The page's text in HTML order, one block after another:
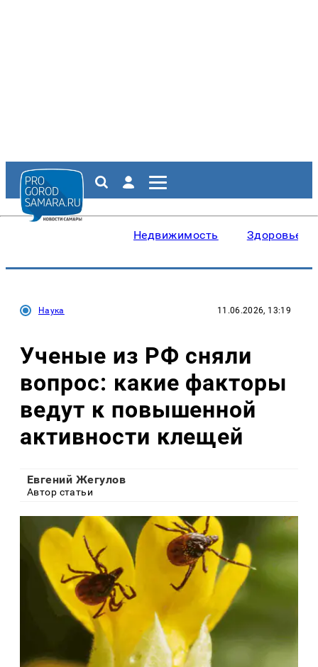
Недвижимость Здоровье
Наука 11.06.2026, 13:19
Ученые из РФ сняли
вопрос: какие факторы
ведут к повышенной
активности клещей
Евгений Жегулов
Автор статьи